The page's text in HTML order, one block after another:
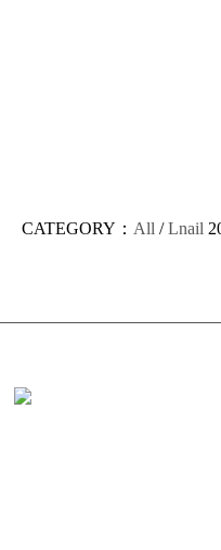
CATEGORY： All /Lnail